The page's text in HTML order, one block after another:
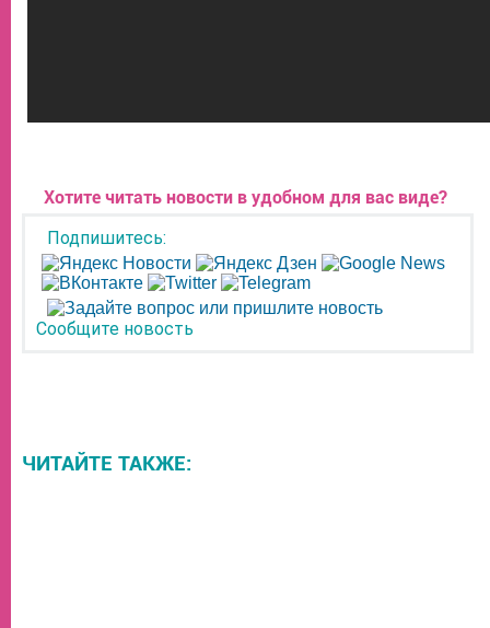
Хотите читать новости в удобном для вас виде?
Подпишитесь:
Сообщите новость
ЧИТАЙТЕ ТАКЖЕ: